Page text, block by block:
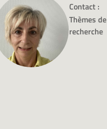
Contact :
Thèmes de
recherche